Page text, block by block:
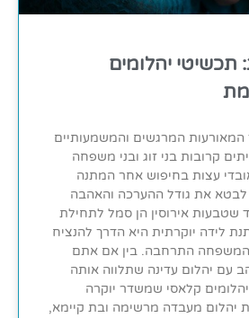
תכשיטי יהלומים
המאורעות המרגשים והמשמעותיים
קרובות בני זוג ובני משפחה
עצות בחיפוש אחר המתנה
את גודל ההערכה והאהבה
שטבעות אירוסין הן סמל לתחילת
לידה יוקרתית היא הדרך להנציח
המשפחה התרחבה. בין אם אתם
יהלום עדינה שתלווה אותה
יהלומים קלאסי שמשדר יוקרה
יהלום מעבדה מרשימה ובת קיימא,